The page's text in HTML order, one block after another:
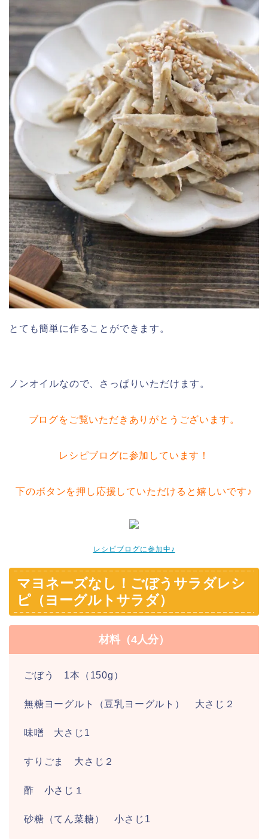
とても簡単に作ることができます。
ノンオイルなので、さっぱりいただけます。
ブログをご覧いただきありがとうございます。
レシピブログに参加しています！
下のボタンを押し応援していただけると嬉しいです♪
レシピブログに参加中♪
マヨネーズなし！ごぼうサラダレシ
ピ（ヨーグルトサラダ）
材料（4人分）
ごぼう 1本（150g）
無糖ヨーグルト（豆乳ヨーグルト） 大さじ２
味噌 大さじ1
すりごま 大さじ２
酢 小さじ１
砂糖（てん菜糖） 小さじ1